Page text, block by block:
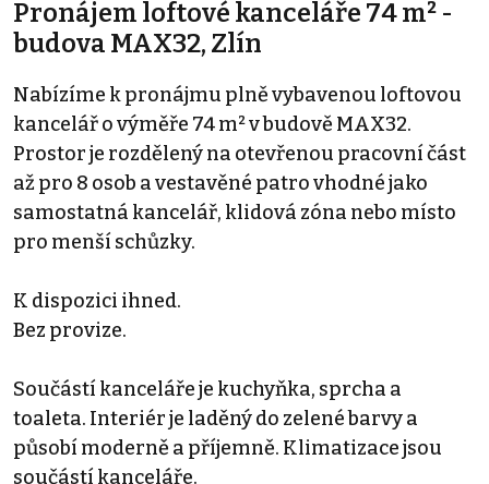
Pronájem loftové kanceláře 74 m² -
budova MAX32, Zlín
Nabízíme k pronájmu plně vybavenou loftovou
kancelář o výměře 74 m² v budově MAX32.
Prostor je rozdělený na otevřenou pracovní část
až pro 8 osob a vestavěné patro vhodné jako
samostatná kancelář, klidová zóna nebo místo
pro menší schůzky.
K dispozici ihned.
Bez provize.
Součástí kanceláře je kuchyňka, sprcha a
toaleta. Interiér je laděný do zelené barvy a
působí moderně a příjemně. Klimatizace jsou
součástí kanceláře.